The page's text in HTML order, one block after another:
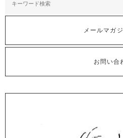
メールマガ
お問い合